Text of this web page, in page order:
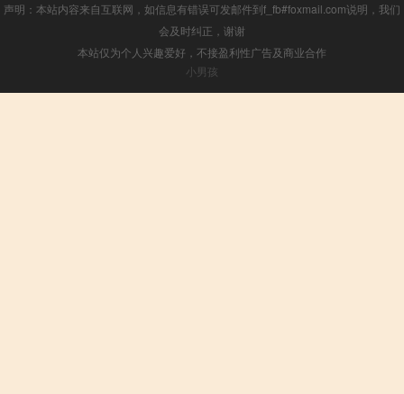
声明：本站内容来自互联网，如信息有错误可发邮件到f_fb#foxmail.com说明，我们
会及时纠正，谢谢
本站仅为个人兴趣爱好，不接盈利性广告及商业合作
小男孩